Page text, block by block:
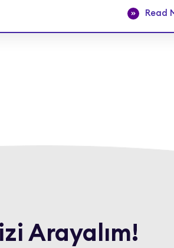
Read
Arayalım!